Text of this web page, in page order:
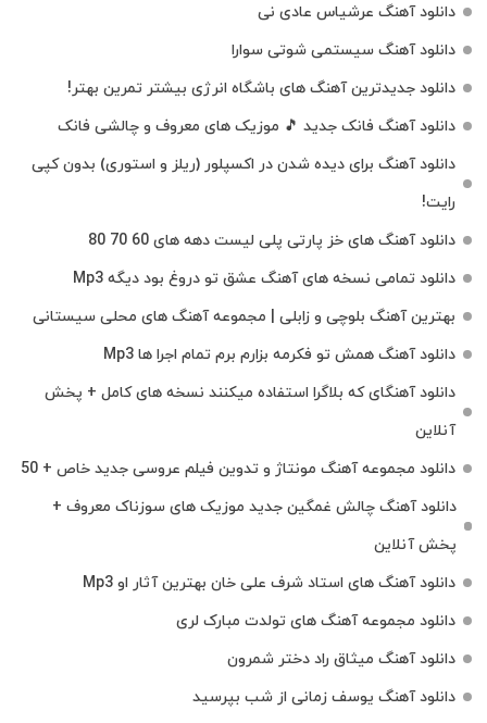
دانلود آهنگ عرشیاس عادی نی
دانلود آهنگ سیستمی شوتی سوارا
دانلود جدیدترین آهنگ‌ های باشگاه انرژی بیشتر تمرین بهتر!
دانلود آهنگ فانک جدید 🎵 موزیک‌ های معروف و چالشی فانک
دانلود آهنگ برای دیده شدن در اکسپلور (ریلز و استوری) بدون کپی
رایت!
دانلود آهنگ های خز پارتی پلی لیست دهه های 60 70 80
دانلود تمامی نسخه های آهنگ عشق تو دروغ بود دیگه Mp3
بهترین آهنگ بلوچی و زابلی | مجموعه آهنگ‌ های محلی سیستانی
دانلود آهنگ همش تو فکرمه بزارم برم تمام اجرا ها Mp3
دانلود آهنگای که بلاگرا استفاده میکنند نسخه های کامل + پخش
آنلاین
دانلود مجموعه آهنگ مونتاژ و تدوین فیلم عروسی جدید خاص + 50
دانلود آهنگ چالش غمگین جدید موزیک های سوزناک معروف +
پخش آنلاین
دانلود آهنگ های استاد شرف علی خان بهترین آثار او Mp3
دانلود مجموعه آهنگ های تولدت مبارک لری
دانلود آهنگ میثاق راد دختر شمرون
دانلود آهنگ یوسف زمانی از شب بپرسید